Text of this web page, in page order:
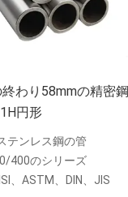
わり58mmの精密鋼
円形
テンレス鋼の管
400のシリーズ
、ASTM、DIN、JIS